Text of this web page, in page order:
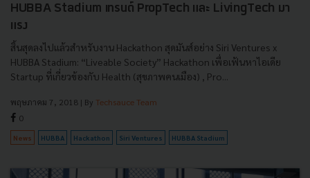
HUBBA Stadium เทรนด์ PropTech และ LivingTech มา
แรง
สิ้นสุดลงไปแล้วสำหรับงาน Hackathon สุดมันส์อย่าง Siri Ventures x
HUBBA Stadium: “Liveable Society” Hackathon เพื่อเฟ้นหาไอเดีย
Startup ที่เกี่ยวข้องกับ Health (สุขภาพคนเมือง) , Pro...
พฤษภาคม 7, 2018 | By Techsauce Team
0
News HUBBA Hackathon Siri Ventures HUBBA Stadium